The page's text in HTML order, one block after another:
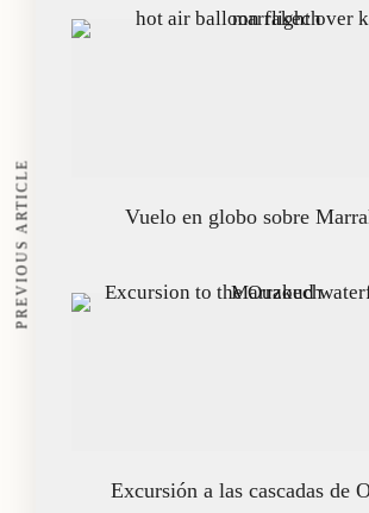
Vuelo en globo sobre
Excursión a las cascadas de
PREVIOUS ARTICLE